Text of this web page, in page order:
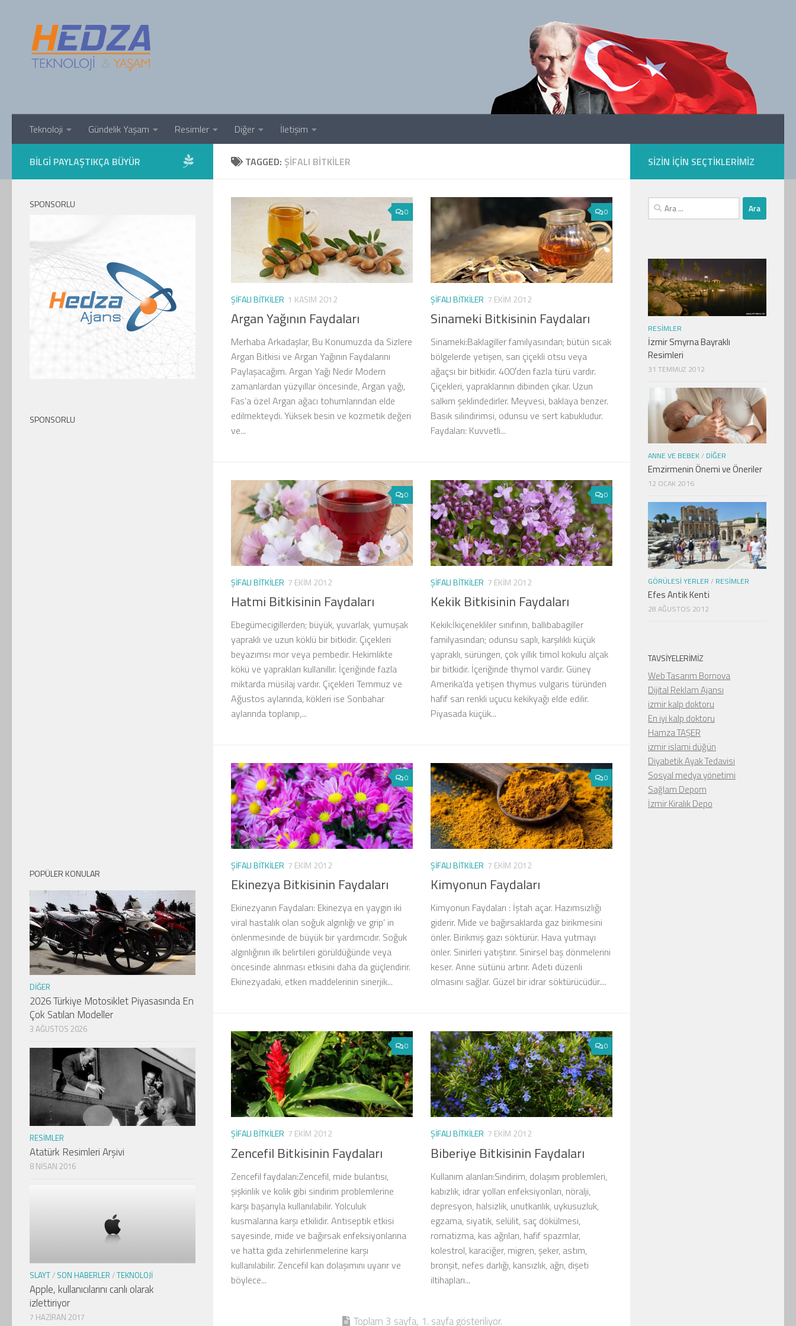
Teknoloji Gündelik Yaşam Resimler Diğer İletişim
TAGGED: ŞIFALI BITKILER
0
ŞIFALI BITKILER 1 KASIM 2012
Argan Yağının Faydaları
Merhaba Arkadaşlar, Bu Konumuzda da Sizlere
Argan Bitkisi ve Argan Yağının Faydalarını
Paylaşacağım. Argan Yağı Nedir Modern
zamanlardan yüzyıllar öncesinde, Argan yağı,
Fas’a özel Argan ağacı tohumlarından elde
edilmekteydi. Yüksek besin ve kozmetik değeri
ve...
0
ŞIFALI BITKILER 7 EKIM 2012
Sinameki Bitkisinin Faydaları
Sinameki:Baklagiller familyasından; bütün sıcak
bölgelerde yetişen, sarı çiçekli otsu veya
ağaçsı bir bitkidir. 400′den fazla türü vardır.
Çiçekleri, yapraklarının dibinden çıkar. Uzun
salkım şeklindedirler. Meyvesi, baklaya benzer.
Basık silindirimsi, odunsu ve sert kabukludur.
Faydaları: Kuvvetli...
0
ŞIFALI BITKILER 7 EKIM 2012
Hatmi Bitkisinin Faydaları
Ebegümecigillerden; büyük, yuvarlak, yumuşak
yapraklı ve uzun köklü bir bitkidir. Çiçekleri
beyazımsı mor veya pembedir. Hekimlikte
kökü ve yaprakları kullanıllır. İçeriğinde fazla
miktarda müsilaj vardır. Çiçekleri Temmuz ve
Ağustos aylarında, kökleri ise Sonbahar
aylarında toplanıp,...
0
ŞIFALI BITKILER 7 EKIM 2012
Kekik Bitkisinin Faydaları
Kekik:İkiçenekliler sınıfının, ballıbabagiller
familyasından; odunsu saplı, karşılıklı küçük
yapraklı, sürüngen, çok yıllık timol kokulu alçak
bir bitkidir. İçeriğinde thymol vardır. Güney
Amerika’da yetişen thymus vulgaris türünden
hafif sarı renkli uçucu kekikyağı elde edilir.
Piyasada küçük...
0
ŞIFALI BITKILER 7 EKIM 2012
Ekinezya Bitkisinin Faydaları
Ekinezyanın Faydaları: Ekinezya en yaygın iki
viral hastalık olan soğuk algınlığı ve grip’ in
önlenmesinde de büyük bir yardımcıdır. Soğuk
algınlığının ilk belirtileri görüldüğünde veya
öncesinde alınması etkisini daha da güçlendirir.
Ekinezyadaki, etken maddelerinin sinerjik...
0
ŞIFALI BITKILER 7 EKIM 2012
Kimyonun Faydaları
Kimyonun Faydaları : İştah açar. Hazımsızlığı
giderir. Mide ve bağırsaklarda gaz birikmesini
önler. Birikmiş gazı söktürür. Hava yutmayı
önler. Sinirleri yatıştırır. Sinirsel baş dönmelerini
keser. Anne sütünü artırır. Adeti düzenli
olmasını sağlar. Güzel bir idrar söktürücüdür....
0
ŞIFALI BITKILER 7 EKIM 2012
Zencefil Bitkisinin Faydaları
Zencefil faydaları:Zencefil, mide bulantısı,
şişkinlik ve kolik gibi sindirim problemlerine
karşı başarıyla kullanılabilir. Yolculuk
kusmalarına karşı etkilidir. Antiseptik etkisi
sayesinde, mide ve bağırsak enfeksiyonlarına
ve hatta gıda zehirlenmelerine karşı
kullanılabilir. Zencefil kan dolaşımını uyarır ve
böylece...
0
ŞIFALI BITKILER 7 EKIM 2012
Biberiye Bitkisinin Faydaları
Kullanım alanları:Sindirim, dolaşım problemleri,
kabızlık, idrar yolları enfeksiyonları, nöralji,
depresyon, halsizlik, unutkanlık, uykusuzluk,
egzama, siyatik, selülit, saç dökülmesi,
romatizma, kas ağrıları, hafif spazmlar,
kolestrol, karaciğer, migren, şeker, astım,
bronşit, nefes darlığı, kansızlık, ağrı, dişeti
iltihapları...
Toplam 3 sayfa, 1. sayfa gösteriliyor.
BILGI PAYLAŞTIKÇA BÜYÜR
SPONSORLU
SPONSORLU
POPÜLER KONULAR
DIĞER
2026 Türkiye Motosiklet Piyasasında En
Çok Satılan Modeller
3 AĞUSTOS 2026
RESIMLER
Atatürk Resimleri Arşivi
8 NISAN 2016
SLAYT/ SON HABERLER /TEKNOLOJI
Apple, kullanıcılarını canlı olarak
izlettiriyor
7 HAZIRAN 2017
SIZIN IÇIN SEÇTIKLERIMIZ
Arama:
RESIMLER
İzmir Smyrna Bayraklı
Resimleri
31 TEMMUZ 2012
ANNE VE BEBEK/ DIĞER
Emzirmenin Önemi ve Öneriler
12 OCAK 2016
GÖRÜLESI YERLER / RESIMLER
Efes Antik Kenti
28 AĞUSTOS 2012
TAVSIYELERIMIZ
Web Tasarım Bornova
Dijital Reklam Ajansı
izmir kalp doktoru
En iyi kalp doktoru
Hamza TAŞER
izmir islami düğün
Diyabetik Ayak Tedavisi
Sosyal medya yönetimi
Sağlam Depom
İzmir Kiralık Depo